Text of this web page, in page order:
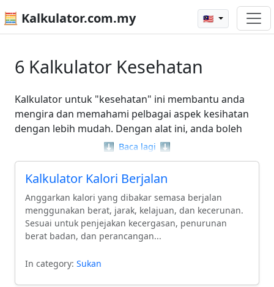
🧮 Kalkulator.com.my 🇲🇾
6 Kalkulator Kesehatan
Kalkulator untuk "kesehatan" ini membantu anda
mengira dan memahami pelbagai aspek kesihatan
dengan lebih mudah. Dengan alat ini, anda boleh
mengira kalori yang diperlukan untuk pemeliharaan
berat badan, mengatur pengambilan lemak, dan
merancang diet yang sesuai untuk penurunan berat
badan. Terdapat juga kalkulator yang membantu
anda mengira kalori yang dibakar semasa berjalan.
Dengan pelbagai pilihan yang tersedia, alat-alat ini
direka untuk memudahkan proses pengurusan
kesihatan anda, menjadikan perjalanan ke arah gaya
hidup yang lebih sihat lebih terjangkau dan kurang
⬇️ Baca lagi ⬇️
Kalkulator Kalori Berjalan
Anggarkan kalori yang dibakar semasa berjalan
menggunakan berat, jarak, kelajuan, dan kecerunan.
Sesuai untuk penjejakan kecergasan, penurunan
berat badan, dan perancangan...
In category: Sukan